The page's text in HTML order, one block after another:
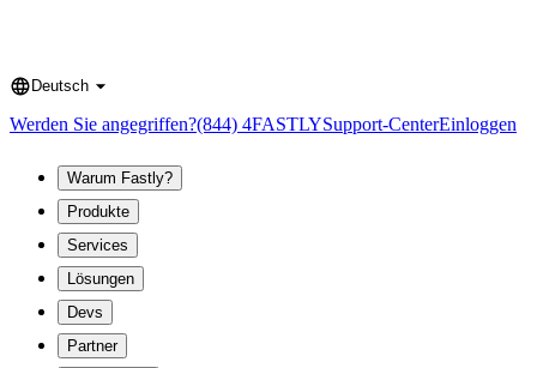
Language
Deutsch
Werden Sie angegriffen?(844) 4FASTLYSupport-CenterEinloggen
Warum Fastly?
Produkte
Services
Lösungen
Devs
Partner